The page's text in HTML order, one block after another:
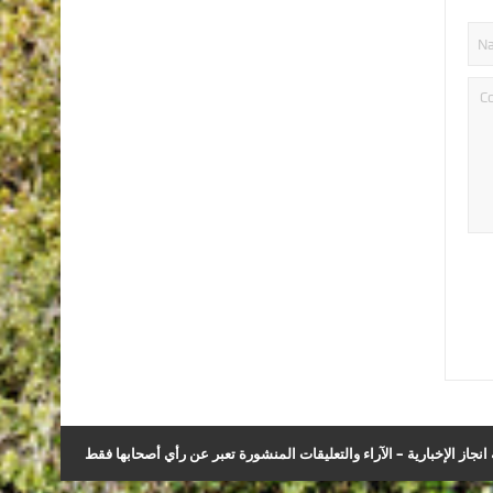
الإخبارية – الآراء والتعليقات المنشورة تعبر عن رأي أصحابها فقط